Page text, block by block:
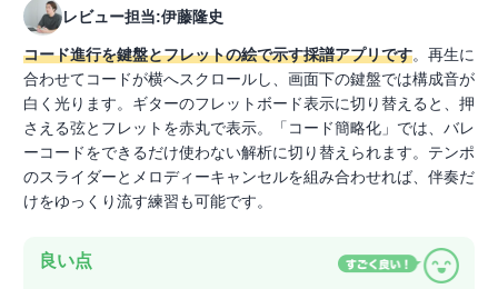
レビュー担当:伊藤隆史
コード進行を鍵盤とフレットの絵で示す採譜アプリです。再生に
合わせてコードが横へスクロールし、画面下の鍵盤では構成音が
白く光ります。ギターのフレットボード表示に切り替えると、押
さえる弦とフレットを赤丸で表示。「コード簡略化」では、バレ
ーコードをできるだけ使わない解析に切り替えられます。テンポ
のスライダーとメロディーキャンセルを組み合わせれば、伴奏だ
けをゆっくり流す練習も可能です。
良い点